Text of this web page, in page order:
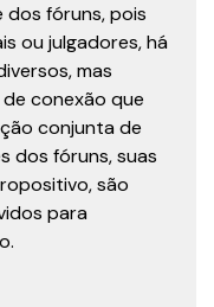
fóruns, pois
ou julgadores, há
mas
conexão que
conjunta de
dos fóruns, suas
são
para